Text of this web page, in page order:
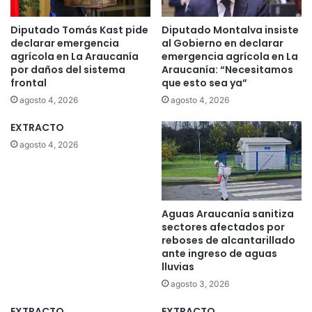
Diputado Tomás Kast pide
declarar emergencia
agrícola en La Araucanía
por daños del sistema
frontal
agosto 4, 2026
Diputado Montalva insiste
al Gobierno en declarar
emergencia agrícola en La
Araucanía: “Necesitamos
que esto sea ya”
agosto 4, 2026
EXTRACTO
agosto 4, 2026
Aguas Araucanía sanitiza
sectores afectados por
reboses de alcantarillado
ante ingreso de aguas
lluvias
agosto 3, 2026